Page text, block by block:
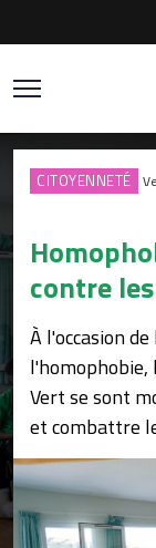
CITOYENNETÉ
contre
À l'occasion
l'homophobie,
Vert se sont
et combattre